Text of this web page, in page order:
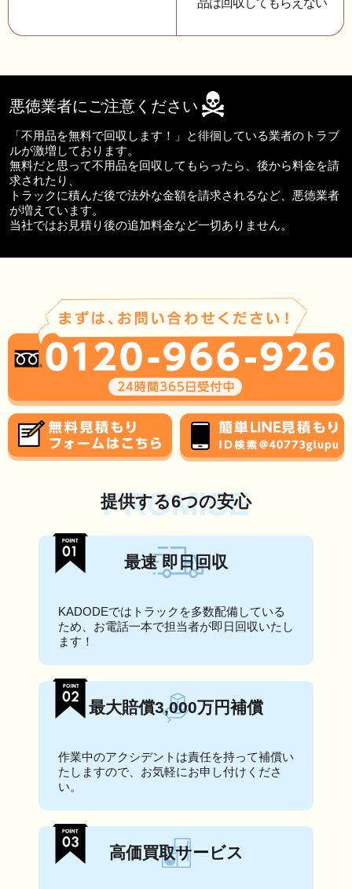
品は回収してもらえない
悪徳業者にご注意ください
「不用品を無料で回収します！」と徘徊している業者のトラブ
ルが激増しております。
無料だと思って不用品を回収してもらったら、後から料金を請
求されたり、
トラックに積んだ後で法外な金額を請求されるなど、悪徳業者
が増えています。
当社ではお見積り後の追加料金など一切ありません。
PROMISE
提供する6つの安心
最速 即日回収
KADODEではトラックを多数配備している
ため、お電話一本で担当者が即日回収いたし
ます！
最大賠償3,000万円補償
作業中のアクシデントは責任を持って補償い
たしますので、お気軽にお申し付けくださ
い。
高価買取サービス